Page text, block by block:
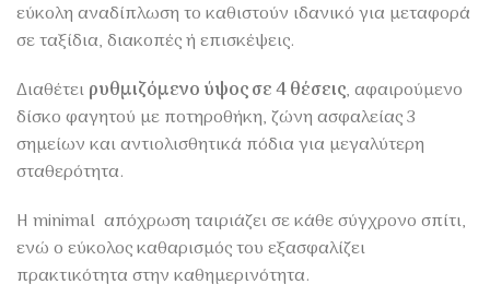
εύκολη αναδίπλωση το καθιστούν ιδανικό για μεταφορά
σε ταξίδια, διακοπές ή επισκέψεις.
Διαθέτειρυθμιζόμενο ύψος σε 4 θέσεις, αφαιρούμενο
δίσκο φαγητού με ποτηροθήκη, ζώνη ασφαλείας 3
σημείων και αντιολισθητικά πόδια για μεγαλύτερη
σταθερότητα.
Η minimal απόχρωση ταιριάζει σε κάθε σύγχρονο σπίτι,
ενώ ο εύκολος καθαρισμός του εξασφαλίζει
πρακτικότητα στην καθημερινότητα.